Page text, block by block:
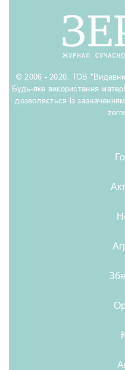
© 2006 - 2020. ТОВ
Будь-яке використання
дозволяється із